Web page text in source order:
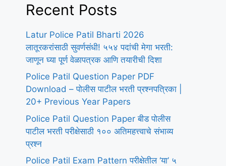
Recent Posts
Latur Police Patil Bharti 2026
लातूरकरांसाठी सुवर्णसंधी! ५५४ पदांची मेगा भरती:
जाणून घ्या पूर्ण वेळापत्रक आणि तयारीची दिशा
Police Patil Question Paper PDF
Download – पोलीस पाटील भरती प्रश्नपत्रिका |
20+ Previous Year Papers
Police Patil Question Paper बीड पोलीस
पाटील भरती परीक्षेसाठी १०० अतिमहत्त्वाचे संभाव्य
प्रश्न
Police Patil Exam Pattern परीक्षेतील ‘या’ ५